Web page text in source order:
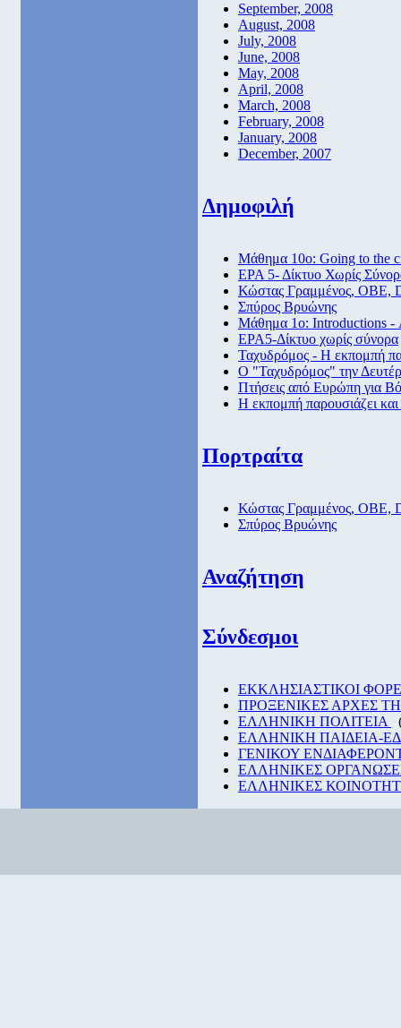
September, 2008
August, 2008
July, 2008
June, 2008
May, 2008
April, 2008
March, 2008
February, 2008
January, 2008
December, 2007
Δημοφιλή
Μάθημα 10ο: Going to the
ΕΡΑ 5- Δίκτυο Χωρίς
Κώστας Γραμμένος, ΟΒΕ,
Σπύρος Βρυώνης
Μάθημα 1ο: Introductions -
ΕΡΑ5-Δίκτυο χωρίς σύνορα
Ταχυδρόμος - Η εκπομπή
Ο "Ταχυδρόμος" την
Πτήσεις από Eυρώπη για
Η εκπομπή παρουσιάζει και
Πορτραίτα
Κώστας Γραμμένος, ΟΒΕ,
Σπύρος Βρυώνης
Αναζήτηση
Σύνδεσμοι
EKKΛΗΣΙΑΣΤΙΚΟΙ
ΠΡΟΞΕΝΙΚΕΣ ΑΡΧΕΣ
ΕΛΛΗΝΙΚΗ ΠΟΛΙΤΕΙΑ
ΕΛΛΗΝΙΚΗ ΠΑΙΔΕΙΑ-
ΓΕΝΙΚΟΥ
ΕΛΛΗΝΙΚΕΣ
ΕΛΛΗΝΙΚΕΣ